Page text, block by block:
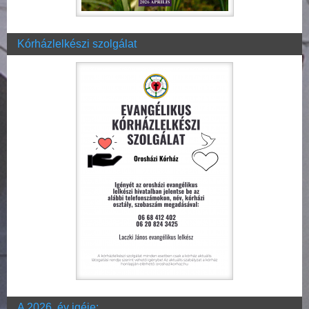
Kórházlelkészi szolgálat